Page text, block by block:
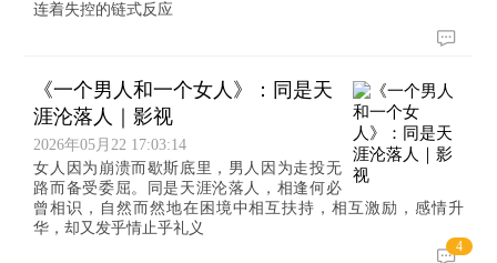
连着失控的链式反应
《一个男人和一个女人》：同是天
涯沦落人｜影视
2026年05月22 17:03:14
女人因为崩溃而歇斯底里，男人因为走投无
路而备受委屈。同是天涯沦落人，相逢何必
曾相识，自然而然地在困境中相互扶持，相互激励，感情升
华，却又发乎情止乎礼义
4